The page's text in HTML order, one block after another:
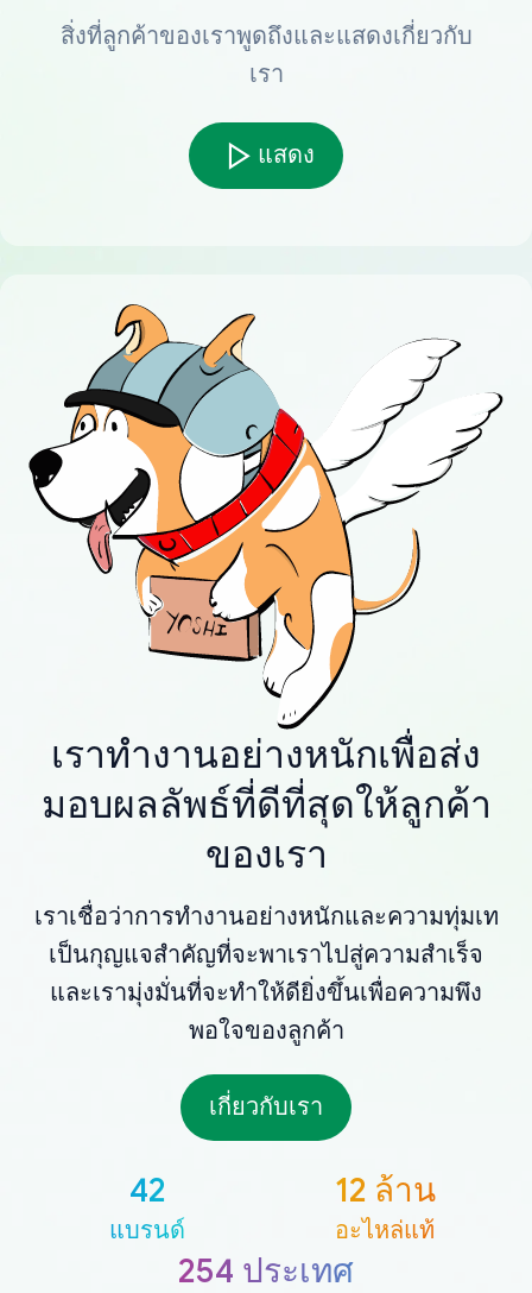
สิ่งที่ลูกค้าของเราพูดถึงและแสดงเกี่ยวกับ
เรา
แสดง
เราทำงานอย่างหนักเพื่อส่ง
มอบผลลัพธ์ที่ดีที่สุดให้ลูกค้า
ของเรา
เราเชื่อว่าการทำงานอย่างหนักและความทุ่มเท
เป็นกุญแจสำคัญที่จะพาเราไปสู่ความสำเร็จ
และเรามุ่งมั่นที่จะทำให้ดียิ่งขึ้นเพื่อความพึง
พอใจของลูกค้า
เกี่ยวกับเรา
42
แบรนด์
12 ล้าน
อะไหล่แท้
254 ประเทศ